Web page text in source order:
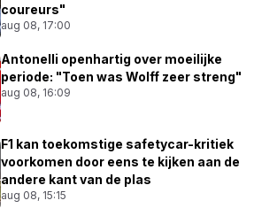
coureurs"
aug 08, 17:00
Antonelli openhartig over moeilijke
periode: "Toen was Wolff zeer streng"
aug 08, 16:09
F1 kan toekomstige safetycar-kritiek
voorkomen door eens te kijken aan de
andere kant van de plas
aug 08, 15:15